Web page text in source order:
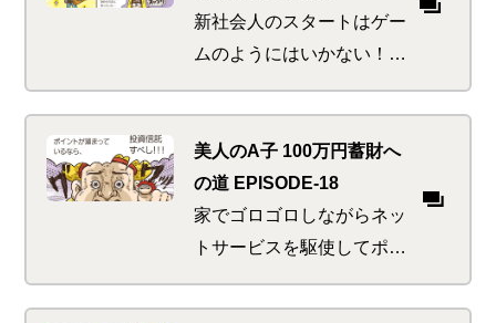
遭遇！？
新社会人のスタートはゲー
ムのようにはいかない！給
与口座に家賃、光熱費、は
たまた年金までもスマート
に準備してこそ真のフレッ
シャーズ勇者となる。
美人のA子 100万円蓄財へ
の道 EPISODE-18
家でゴロゴロしながらネッ
トサービスを駆使してポイ
ントを貯めまくるA子。そ
のポイントを使って蓄財し